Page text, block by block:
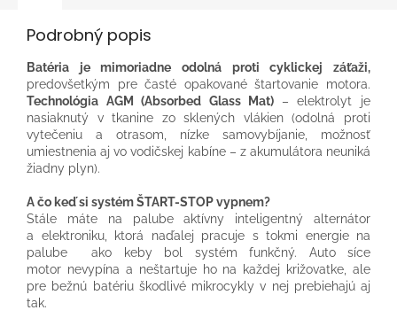
Podrobný popis
Batéria je mimoriadne odolná proti cyklickej záťaži,
predovšetkým pre časté opakované štartovanie motora.
Technológia AGM (Absorbed Glass Mat) – elektrolyt je
nasiaknutý v tkanine zo sklených vlákien (odolná proti
vytečeniu a otrasom, nízke samovybíjanie, možnosť
umiestnenia aj vo vodičskej kabíne – z akumulátora neuniká
žiadny plyn).
A čo keď si systém ŠTART-STOP vypnem?
Stále máte na palube aktívny inteligentný alternátor
a elektroniku, ktorá naďalej pracuje s tokmi energie na
palube ako keby bol systém funkčný. Auto síce
motor nevypína a neštartuje ho na každej križovatke, ale
pre bežnú batériu škodlivé mikrocykly v nej prebiehajú aj
tak.